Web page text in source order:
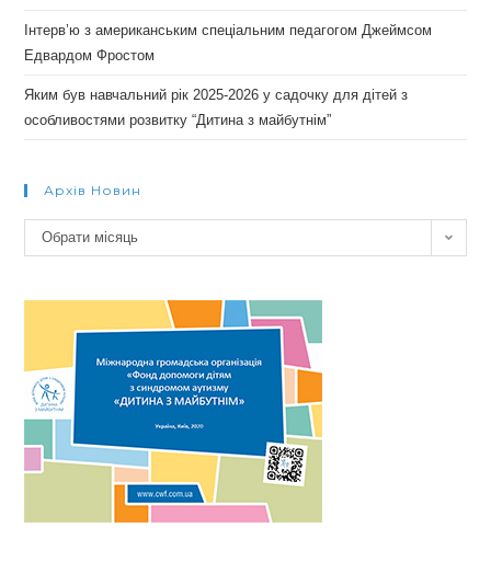
Інтерв’ю з американським спеціальним педагогом Джеймсом
Едвардом Фростом
Яким був навчальний рік 2025-2026 у садочку для дітей з
особливостями розвитку “Дитина з майбутнім”
Архів Новин
Архів
новин
Обрати місяць